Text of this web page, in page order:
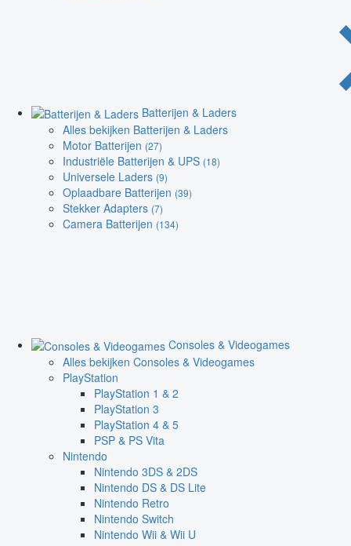
Batterijen & Laders
Alles bekijken Batterijen & Laders
Motor Batterijen (27)
Industriële Batterijen & UPS (18)
Universele Laders (9)
Oplaadbare Batterijen (39)
Stekker Adapters (7)
Camera Batterijen (134)
Consoles & Videogames
Alles bekijken Consoles & Videogames
PlayStation
PlayStation 1 & 2
PlayStation 3
PlayStation 4 & 5
PSP & PS Vita
Nintendo
Nintendo 3DS & 2DS
Nintendo DS & DS Lite
Nintendo Retro
Nintendo Switch
Nintendo Wii & Wii U